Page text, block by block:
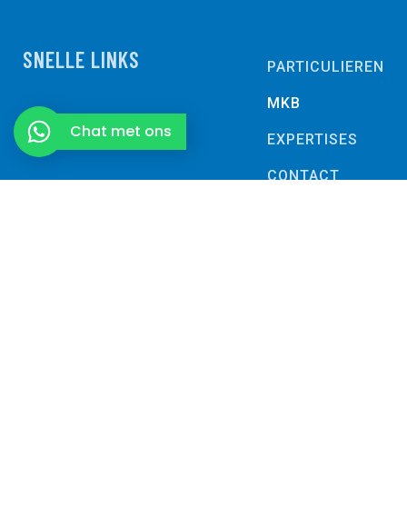
SNELLE LINKS PARTICULIEREN
MKB
EXPERTISES
CONTACT
Chat met ons